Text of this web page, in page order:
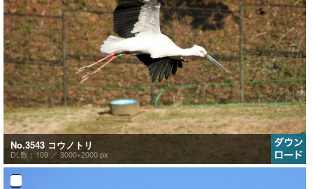
No.3543 コウノトリ
DL数：109 ／ 3000×2000 px